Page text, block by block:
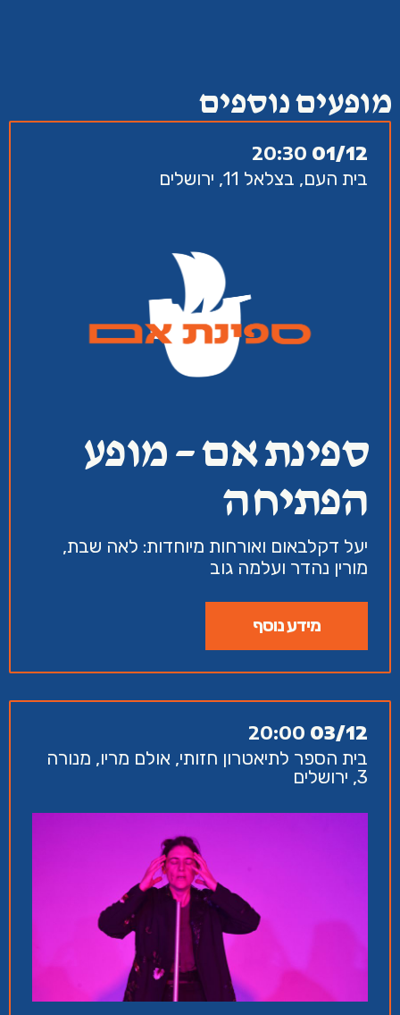
מופעים נוספים
01/12
20:30
בית העם, בצלאל 11, ירושלים
ספינת אם – מופע
הפתיחה
יעל דקלבאום ואורחות מיוחדות: לאה שבת,
מורין נהדר ועלמה גוב
מידע נוסף
03/12
20:00
בית הספר לתיאטרון חזותי, אולם מריו, מנורה
3, ירושלים